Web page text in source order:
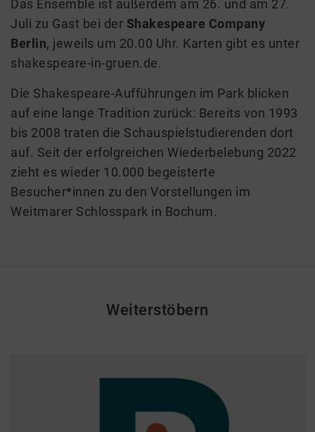
Das Ensemble ist außerdem am 26. und am 27.
Juli zu Gast bei der Shakespeare Company
Berlin, jeweils um 20.00 Uhr. Karten gibt es unter
shakespeare-in-gruen.de.
Die Shakespeare-Aufführungen im Park blicken
auf eine lange Tradition zurück: Bereits von 1993
bis 2008 traten die Schauspielstudierenden dort
auf. Seit der erfolgreichen Wiederbelebung 2022
zieht es wieder 10.000 begeisterte
Besucher*innen zu den Vorstellungen im
Weitmarer Schlosspark in Bochum.
Weiterstöbern